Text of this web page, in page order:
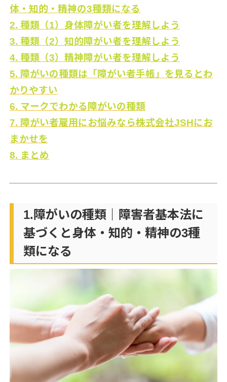
体・知的・精神の3種類になる
2. 種類（1）身体障がい者を理解しよう
3. 種類（2）知的障がい者を理解しよう
4. 種類（3）精神障がい者を理解しよう
5. 障がいの種類は「障がい者手帳」を見るとわ
かりやすい
6. マークでわかる障がいの種類
7. 障がい者雇用にお悩みなら株式会社JSHにお
まかせを
8. まとめ
1.障がいの種類｜障害者基本法に
基づくと身体・知的・精神の3種
類になる